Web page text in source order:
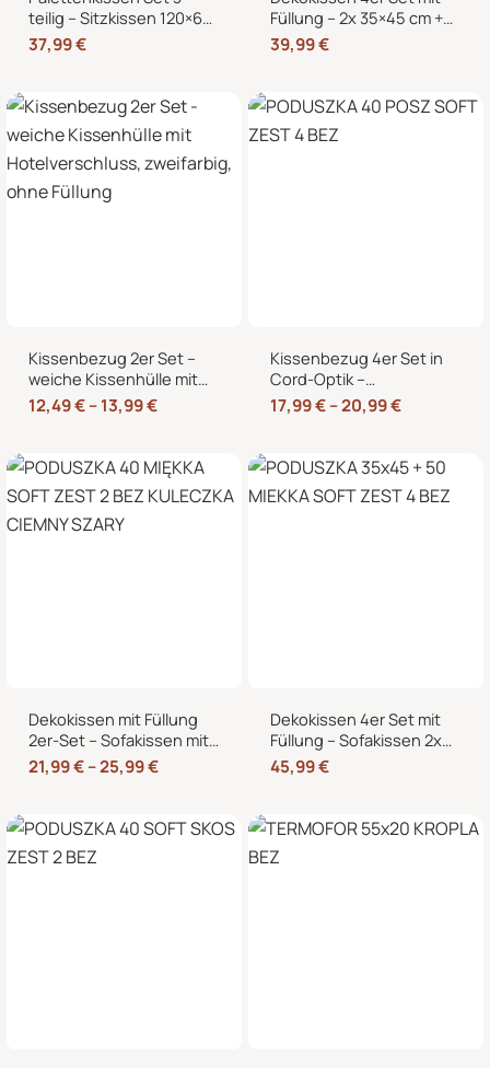
teilig – Sitzkissen 120×60
cm + 2 Rückenkissen
60×40 cm für
37,99€
Füllung – 2x 35×45 cm +
2x 40×40 cm Zierkissen
für Sofa und Bett
39,99€
Kissenbezug 2er Set –
weiche Kissenhülle mit
Hotelverschluss,
zweifarbig, ohne Füllung
12,49€–13,99€
Kissenbezug 4er Set in
Cord-Optik –
Zierkissenbezüge ohne
Reißverschluss mit
45×45 und 50×50 cm
17,99€–20,99€
Dekokissen mit Füllung
2er-Set – Sofakissen mit
dekorativer Biese,
formstabil, in 40×40,
21,99€–25,99€
Dekokissen 4er Set mit
Füllung – Sofakissen 2x
50×50 + 2x 35×45 cm –
Zierkissen Couchkissen
Cord-Optik
45,99€